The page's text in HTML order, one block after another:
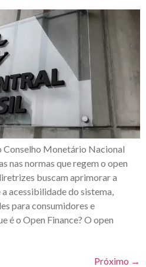
Conselho Monetário Nacional
nas normas que regem o open
buscam aprimorar a
acessibilidade do sistema,
para consumidores e
é o Open Finance? O open
Próximo →